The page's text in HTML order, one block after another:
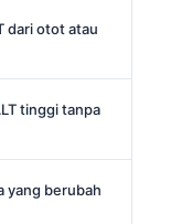
dari otot atau
tinggi tanpa
yang berubah